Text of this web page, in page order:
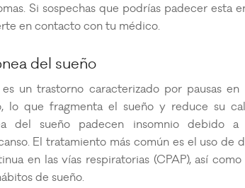
Si sospechas que podrías padecer esta
en contacto con tu médico.
del sueño
un trastorno caracterizado por pausas en
lo que fragmenta el sueño y reduce su
del sueño padecen insomnio debido a
El tratamiento más común es el uso de
en las vías respiratorias (CPAP), así
de sueño.